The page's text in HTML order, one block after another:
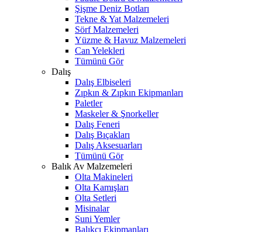
Şişme Deniz Botları
Tekne & Yat Malzemeleri
Sörf Malzemeleri
Yüzme & Havuz Malzemeleri
Can Yelekleri
Tümünü Gör
Dalış
Dalış Elbiseleri
Zıpkın & Zıpkın Ekipmanları
Paletler
Maskeler & Şnorkeller
Dalış Feneri
Dalış Bıçakları
Dalış Aksesuarları
Tümünü Gör
Balık Av Malzemeleri
Olta Makineleri
Olta Kamışları
Olta Setleri
Misinalar
Suni Yemler
Balıkçı Ekipmanları